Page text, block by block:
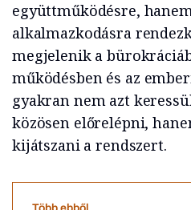
együttműködésre,
alkalmazkodásra
megjelenik a
működésben és az
gyakran nem azt
közösen előrelépni,
kijátszani a rendszert.